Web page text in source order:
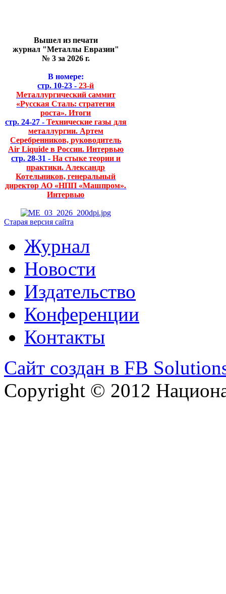
Вышел из печати
журнал "Металлы Евразии"
№ 3 за 2026 г.
В номере:
стр. 10-23 - 23-й
Металлургический саммит
«Русская Сталь: стратегия
роста». Итоги
стр. 24-27 - Технические газы для
металлургии. Артем
Серебренников, руководитель
Air Liquide в России. Интервью
стр. 28-31 - На стыке теории и
практики. Александр
Котельников, генеральный
директор АО «НПП «Машпром».
Интервью
Старая версия сайта
Журнал
Новости
Издательство
Конференции
Контакты
Сайт создан в FB
Copyright © 2012